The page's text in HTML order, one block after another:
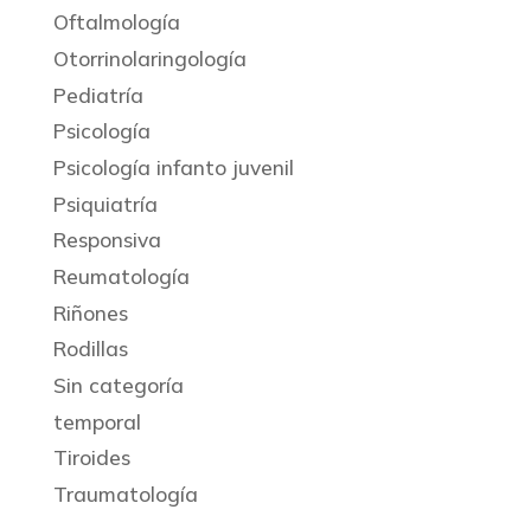
Oftalmología
Otorrinolaringología
Pediatría
Psicología
Psicología infanto juvenil
Psiquiatría
Responsiva
Reumatología
Riñones
Rodillas
Sin categoría
temporal
Tiroides
Traumatología